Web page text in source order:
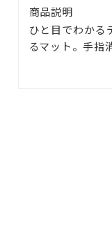
商品説明
ひと目でわかる
るマット。手指